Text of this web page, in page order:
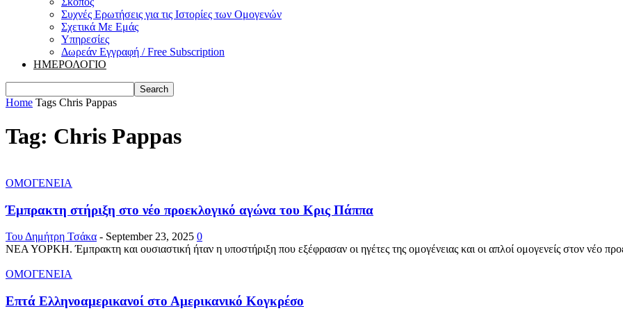
Συχνές Ερωτήσεις για τις Ιστορίες των Ομογενών
Σχετικά Με Εμάς
Υπηρεσίες
Δωρεάν Εγγραφή / Free Subscription
ΗΜΕΡΟΛΟΓΙΟ
Home Tags Chris Pappas
Tag: Chris Pappas
ΟΜΟΓΕΝΕΙΑ
Έμπρακτη στήριξη στο νέο προεκλογικό αγώνα του Κρις Πάππα
Του Δημήτρη Τσάκα - September 23, 2025 0
ΝΕΑ ΥΟΡΚΗ. Έμπρακτη και ουσιαστική ήταν η υποστήριξη που εξέφρασαν οι ηγέτες της ομογένειας και οι απλοί ομογενείς στον νέο
ΟΜΟΓΕΝΕΙΑ
Επτά Ελληνοαμερικανοί στο Αμερικανικό Κογκρέσο